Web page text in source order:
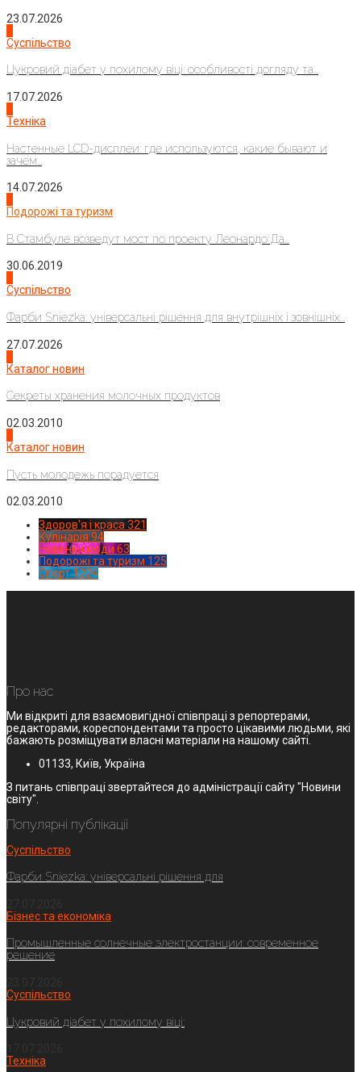
23.07.2026
Суспільство
Цукровий діабет у похилому віці: особливості догляду та...
17.07.2026
Техніка
Настенные LCD-дисплеи: где используются, какие бывают и
зачем...
14.07.2026
Подорожі та туризм
В Стамбуле возведут мост по проекту Леонардо Да...
30.06.2019
Суспільство
Фарби Sniezka: універсальні рішення для внутрішніх і зовнішніх...
27.07.2026
Каталог новин
Секреты хранения молочных продуктов
02.03.2010
Каталог новин
Пусть молодежь порадуется
02.03.2010
Здоров'я і краса 321
Кулінарія 94
Новинки моди 63
Подорожі та туризм 125
Спорт1224
Про нас
Ми відкриті для взаємовигідної співпраці з репортерами,
редакторами, кореспондентами та просто цікавими людьми, які
бажають розміщувати власні матеріали на нашому сайті.
01133, Київ, Україна
З питань співпраці звертайтеся до адміністрації сайту "Новини
світу".
Популярні публікації
Суспільство
Фарби Sniezka: універсальні рішення для
Бізнес та економіка
Промышленные солнечные электростанции: современное
решение
Суспільство
Цукровий діабет у похилому віці:
Техніка